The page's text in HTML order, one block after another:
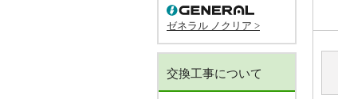
ゼネラル ノクリア >
交換工事について